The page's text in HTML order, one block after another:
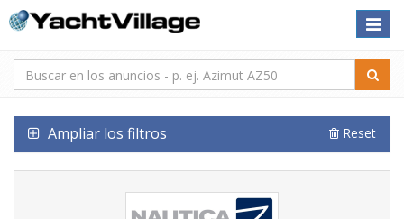
Toggle
Ampliar los filtros Reset